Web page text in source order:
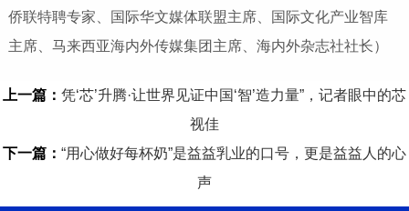
侨联特聘专家、国际华文媒体联盟主席、国际文化产业智库
主席、马来西亚海内外传媒集团主席、海内外杂志社社长）
上一篇： 凭‘芯’升腾·让世界见证中国‘智’造力量”，记者眼中的芯
视佳
下一篇： “用心做好每杯奶”是益益乳业的口号，更是益益人的心
声